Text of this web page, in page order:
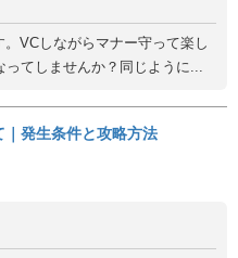
VCしながらマナー守って楽し
てしませんか？同じように...
発生条件と攻略方法